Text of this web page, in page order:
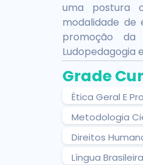
uma postura
modalidade de
promoção
Ludopedagogia
Grade
Ética Geral E
Metodologia
Direitos
Língua